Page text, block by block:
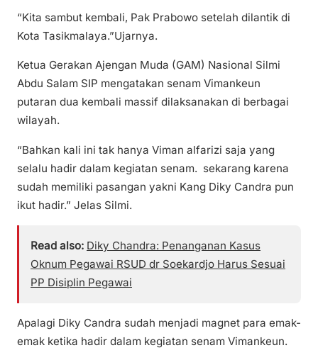
“Kita sambut kembali, Pak Prabowo setelah dilantik di
Kota Tasikmalaya.”Ujarnya.
Ketua Gerakan Ajengan Muda (GAM) Nasional Silmi
Abdu Salam SIP mengatakan senam Vimankeun
putaran dua kembali massif dilaksanakan di berbagai
wilayah.
“Bahkan kali ini tak hanya Viman alfarizi saja yang
selalu hadir dalam kegiatan senam. sekarang karena
sudah memiliki pasangan yakni Kang Diky Candra pun
ikut hadir.” Jelas Silmi.
Read also: Diky Chandra: Penanganan Kasus
Oknum Pegawai RSUD dr Soekardjo Harus Sesuai
PP Disiplin Pegawai
Apalagi Diky Candra sudah menjadi magnet para emak-
emak ketika hadir dalam kegiatan senam Vimankeun.